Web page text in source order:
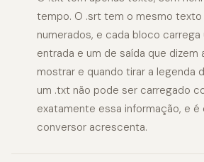
tempo. O .srt tem o mesmo
numerados, e cada bloco
entrada e um de saída que dizem
mostrar e quando tirar a legenda
um .txt não pode ser carregado
exatamente essa informação, e é
conversor acrescenta.